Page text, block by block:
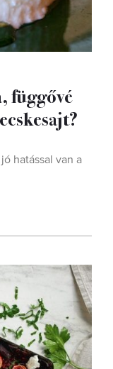
függővé
hatással van a